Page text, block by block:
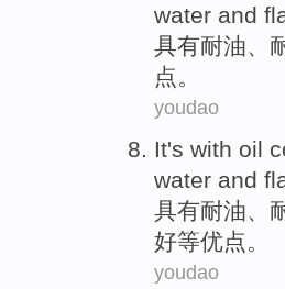
water and
具有耐油、
点。
youdao
It's with oil
water and
具有耐油
好等优点。
youdao